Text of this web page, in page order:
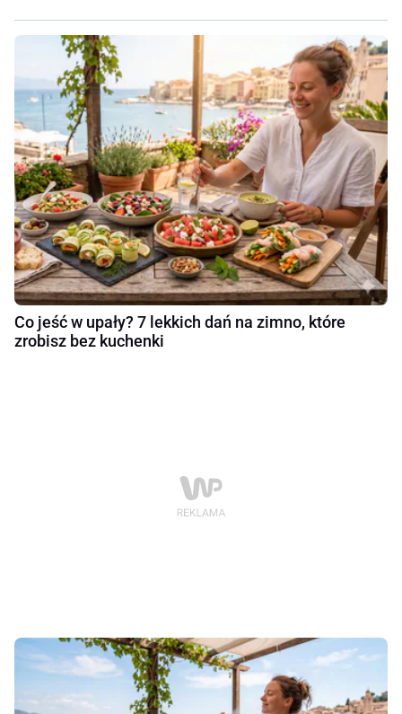
Co jeść w upały? 7 lekkich dań na zimno, które
zrobisz bez kuchenki